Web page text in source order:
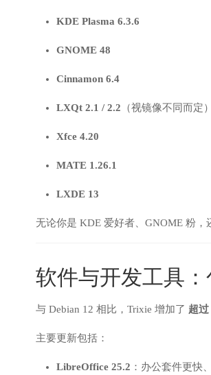
KDE Plasma 6.3.6
GNOME 48
Cinnamon 6.4
LXQt 2.1 / 2.2 （视镜像不同而定）
Xfce 4.20
MATE 1.26.1
LXDE 13
无论你是 KDE 爱好者、GNOME 粉，
软件与开发工具
与 Debian 12 相比，Trixie 增加了 超
主要更新包括：
LibreOffice 25.2 ：办公套件更快